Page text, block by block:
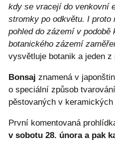
kdy se vracejí do venkovní
stromky po odkvětu. I proto
pohled do zázemí v podobě
botanického zázemí
vysvětluje botanik a jeden z
Bonsaj znamená v
o speciální způsob
pěstovaných v keramických
První komentovaná
v sobotu 28. února a pak